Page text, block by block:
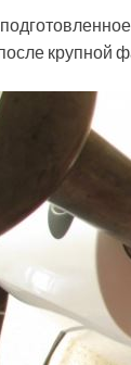
крупной